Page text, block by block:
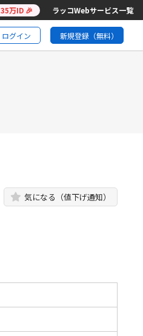
35万ID 🎉 ラッコWebサービス一覧
ログイン 新規登録（無料）
気になる（値下げ通知）